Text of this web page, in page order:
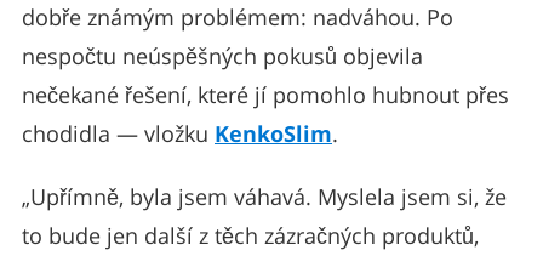
dobře známým problémem: nadváhou. Po
nespočtu neúspěšných pokusů objevila
nečekané řešení, které jí pomohlo hubnout přes
chodidla — vložku KenkoSlim.
„Upřímně, byla jsem váhavá. Myslela jsem si, že
to bude jen další z těch zázračných produktů,